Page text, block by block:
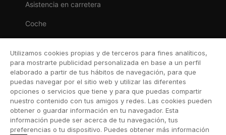
Asistencia en carretera
Coche
Viaje
Hogar
Vida
Decesos
Utilizamos cookies propias y de terceros para fines analíticos,
para mostrarte publicidad personalizada en base a un perfil
elaborado a partir de tus hábitos de navegación, para que
puedas navegar por el sitio web y utilizar las diferentes
opciones o servicios que tiene y para que puedas compartir
nuestro contenido con tus amigos y redes. Las cookies pueden
obtener o guardar información en tu navegador. Esta
información puede ser acerca de tu navegación, tus
preferencias o tu dispositivo. Puedes obtener más información